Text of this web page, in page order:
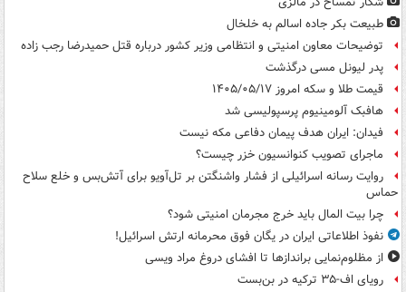
طبیعت بکر جاده اسالم به خلخال
توضیحات معاون امنیتی و انتظامی وزیر کشور درباره قتل حمیدرضا رجب زاده
پدر لیونل مسی درگذشت
قیمت طلا و سکه امروز ۱۴۰۵/۰۵/۱۷
هافبک آلومینیوم پرسپولیسی شد
فیدان: ایران هدف پیمان دفاعی مکه نیست
ماجرای تصویب کنوانسیون خزر چیست؟
روایت رسانه اسرائیلی از فشار واشنگتن بر تل‌آویو برای آتش‌بس و خلع سلاح
حماس
چرا بیت المال باید خرج مجرمان امنیتی شود؟
نفوذ اطلاعاتی ایران در یگان فوق محرمانه ارتش اسرائیل!
از مظلوم‌نمایی براندازها تا افشای دروغ مراد ویسی
رویای اف-۳۵ ترکیه در بن‌بست